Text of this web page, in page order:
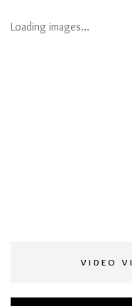
Loading images…
VIDEO